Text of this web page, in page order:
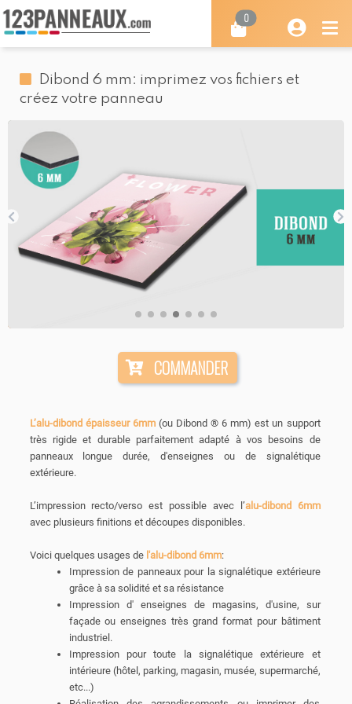
0
Dibond 6 mm: imprimez vos fichiers et
créez votre panneau
COMMANDER
L’alu-dibond épaisseur 6mm(ou Dibond ® 6 mm) est un support
très rigide et durable parfaitement adapté à vos besoins de
panneaux longue durée, d'enseignes ou de signalétique
extérieure.
L’impression recto/verso est possible avec l’alu-dibond 6mm
avec plusieurs finitions et découpes disponibles.
Voici quelques usages de l'alu-dibond 6mm:
Impression de panneaux pour la signalétique extérieure
grâce à sa solidité et sa résistance
Impression d' enseignes de magasins, d'usine, sur
façade ou enseignes très grand format pour bâtiment
industriel.
Impression pour toute la signalétique extérieure et
intérieure (hôtel, parking, magasin, musée, supermarché,
etc...)